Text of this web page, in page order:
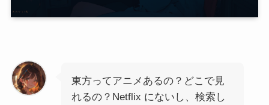
東方ってアニメあるの？どこで見
れるの？Netflix にないし、検索し